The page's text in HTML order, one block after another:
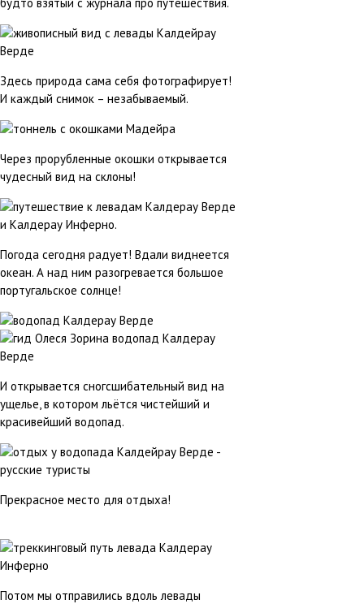
Здесь природа сама себя фотографирует!
И каждый снимок – незабываемый.
Через прорубленные окошки открывается
чудесный вид на склоны!
Погода сегодня радует! Вдали виднеется
океан. А над ним разогревается большое
португальское солнце!
И открывается сногсшибательный вид на
ущелье, в котором льётся чистейший и
красивейший водопад.
Прекрасное место для отдыха!
Потом мы отправились вдоль левады